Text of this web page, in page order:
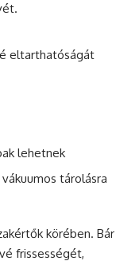
eltarthatóságát
lehetnek
tárolásra
körében. Bár
frissességét,